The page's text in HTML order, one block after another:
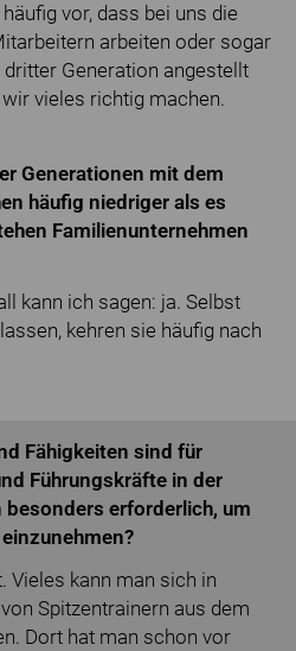
vor, dass bei uns die
arbeiten oder sogar
Generation angestellt
vieles richtig machen.
Generationen mit dem
häufig niedriger als es
Familienunternehmen
kann ich sagen: ja. Selbst
kehren sie häufig nach
Fähigkeiten sind für
Führungskräfte in der
erforderlich, um
Vieles kann man sich in
Spitzentrainern aus dem
Dort hat man schon vor